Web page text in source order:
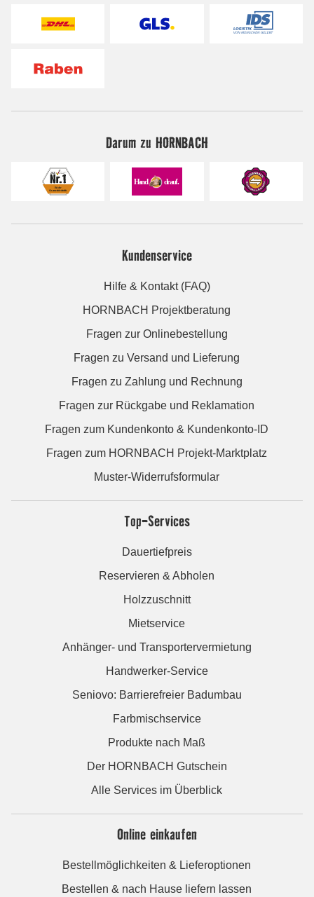
Darum zu HORNBACH
Kundenservice
Hilfe & Kontakt (FAQ)
HORNBACH Projektberatung
Fragen zur Onlinebestellung
Fragen zu Versand und Lieferung
Fragen zu Zahlung und Rechnung
Fragen zur Rückgabe und Reklamation
Fragen zum Kundenkonto & Kundenkonto-ID
Fragen zum HORNBACH Projekt-Marktplatz
Muster-Widerrufsformular
Top-Services
Dauertiefpreis
Reservieren & Abholen
Holzzuschnitt
Mietservice
Anhänger- und Transportervermietung
Handwerker-Service
Seniovo: Barrierefreier Badumbau
Farbmischservice
Produkte nach Maß
Der HORNBACH Gutschein
Alle Services im Überblick
Online einkaufen
Bestellmöglichkeiten & Lieferoptionen
Bestellen & nach Hause liefern lassen